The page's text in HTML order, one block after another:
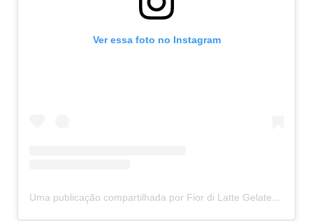
Ver essa foto no Instagram
Uma publicação compartilhada por Fior di Latte Gelateria (@fiordilattegelateriabrasil)